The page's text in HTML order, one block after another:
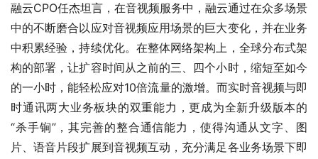
融云CPO任杰坦言，在音视频服务中，融云通过在众多场景
中的不断磨合以应对音视频应用场景的巨大变化，并在业务
中积累经验，持续优化。在整体网络架构上，全球分布式架
构的部署，让扩容时间从之前的三、四个小时，缩短至如今
的一小时，能轻松应对10倍流量的激增。而实时音视频与即
时通讯两大业务板块的双重能力，更成为全新升级版本的
“杀手锏”，其完善的整合通信能力，使得沟通从文字、图
片、语音片段扩展到音视频互动，充分满足各业务场景下即